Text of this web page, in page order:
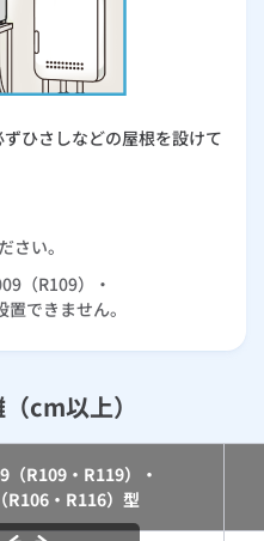
ひさしなどの屋根を設けて
さい。
（R109）・
できません。
cm以上）
（R109・R119）・
R106・R116）型